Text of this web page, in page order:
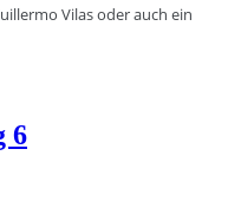
Vilas oder auch ein
6